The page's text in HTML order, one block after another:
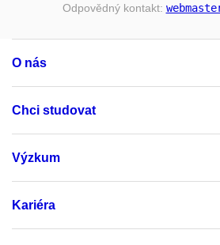
Odpovědný kontakt:
O nás
Chci studovat
Výzkum
Kariéra